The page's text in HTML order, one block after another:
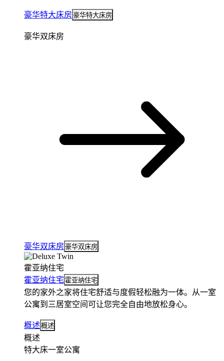
豪华特大床房 豪华特大床房
豪华双床房
豪华双床房 豪华双床房
霍亚纳住宅
霍亚纳住宅 霍亚纳住宅
您的家外之家将住宅舒适与度假轻松融为一体。从一室
公寓到三居室空间可让您完全自由地放松身心。
概述 概述
概述
特大床一室公寓